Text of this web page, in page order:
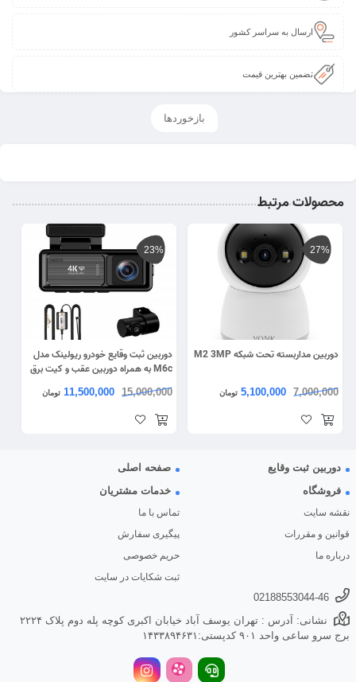
ارسال به سراسر کشور
تضمین بهترین قیمت
بازخوردها
محصولات مرتبط
27%
دوربین مداربسته تحت شبکه M2 3MP
7,000,000
5,100,000 تومان
23%
دوربین ثبت وقایع خودرو ریولینک مدل
M6c به همراه دوربین عقب و کیت برق
مستقیم
15,000,000
11,500,000 تومان
دوربین ثبت وقایع
صفحه اصلی
فروشگاه
نقشه سایت
قوانین و مقررات
درباره ما
خدمات مشتریان
تماس با ما
پیگیری سفارش
حریم خصوصی
ثبت شکایات در سایت
02188553044-46
نشانی: آدرس : تهران یوسف آباد خیابان اکبری کوچه پله دوم پلاک ۲۲۲۴
برج سرو ساعی واحد ۹۰۱ کدپستی:۱۴۳۳۸۹۴۶۳۱